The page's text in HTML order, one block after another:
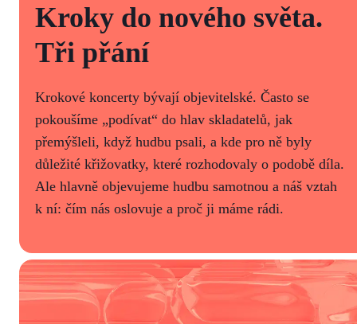
Kroky do nového světa.
Tři přání
Krokové koncerty bývají objevitelské. Často se
pokoušíme „podívat“ do hlav skladatelů, jak
přemýšleli, když hudbu psali, a kde pro ně byly
důležité křižovatky, které rozhodovaly o podobě díla.
Ale hlavně objevujeme hudbu samotnou a náš vztah
k ní: čím nás oslovuje a proč ji máme rádi.